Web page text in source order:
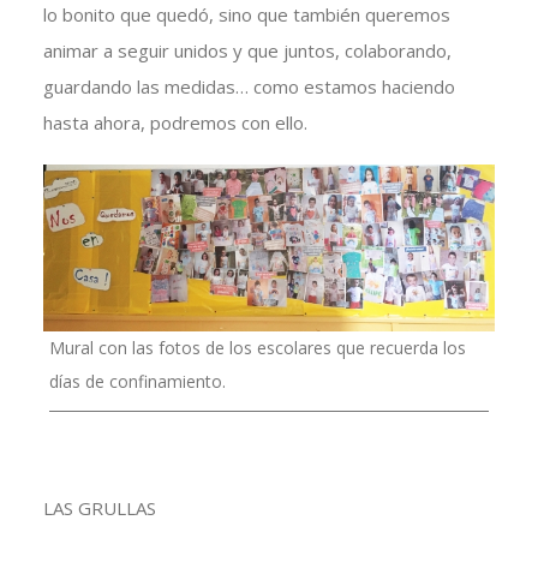
lo bonito que quedó, sino que también queremos
animar a seguir unidos y que juntos, colaborando,
guardando las medidas… como estamos haciendo
hasta ahora, podremos con ello.
Mural con las fotos de los escolares que recuerda los
días de confinamiento.
LAS GRULLAS